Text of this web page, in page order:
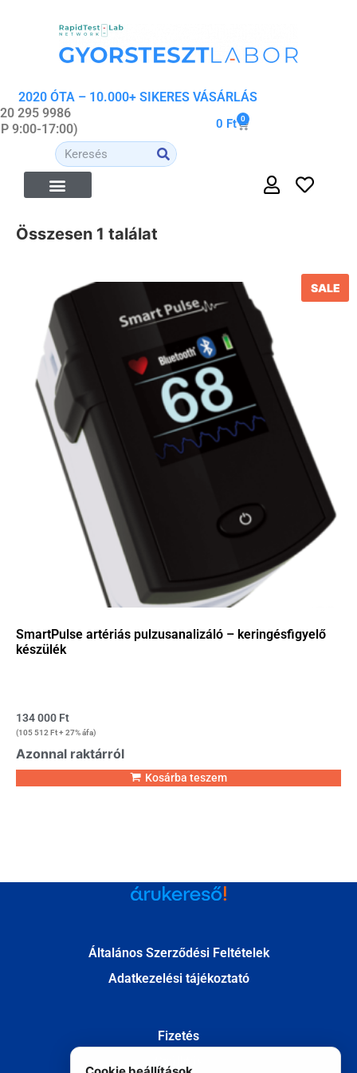
2020 ÓTA – 10.000+ SIKERES VÁSÁRLÁS
295 9986
9:00-17:00)
0 Ft 0
Összesen 1 találat
SALE
SmartPulse artériás pulzusanalizáló – keringésfigyelő
készülék
134 000 Ft
(105 512 Ft+ 27% áfa)
Azonnal raktárról
Kosárba teszem
Általános Szerződési Feltételek
Adatkezelési tájékoztató
Fizetés